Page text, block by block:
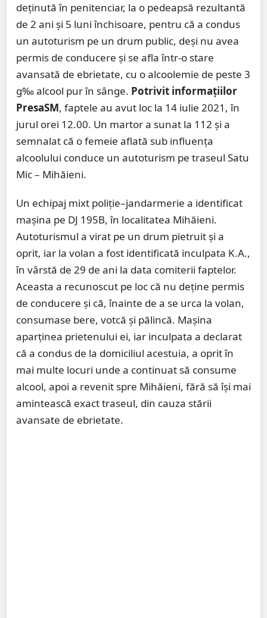
deținută în penitenciar, la o pedeapsă rezultantă
de 2 ani și 5 luni închisoare, pentru că a condus
un autoturism pe un drum public, deși nu avea
permis de conducere și se afla într-o stare
avansată de ebrietate, cu o alcoolemie de peste 3
g‰ alcool pur în sânge. Potrivit informațiilor
PresaSM, faptele au avut loc la 14 iulie 2021, în
jurul orei 12.00. Un martor a sunat la 112 și a
semnalat că o femeie aflată sub influența
alcoolului conduce un autoturism pe traseul Satu
Mic – Mihăieni.
Un echipaj mixt poliție–jandarmerie a identificat
mașina pe DJ 195B, în localitatea Mihăieni.
Autoturismul a virat pe un drum pietruit și a
oprit, iar la volan a fost identificată inculpata K.A.,
în vârstă de 29 de ani la data comiterii faptelor.
Aceasta a recunoscut pe loc că nu deține permis
de conducere și că, înainte de a se urca la volan,
consumase bere, votcă și pălincă. Mașina
aparținea prietenului ei, iar inculpata a declarat
că a condus de la domiciliul acestuia, a oprit în
mai multe locuri unde a continuat să consume
alcool, apoi a revenit spre Mihăieni, fără să își mai
amintească exact traseul, din cauza stării
avansate de ebrietate.